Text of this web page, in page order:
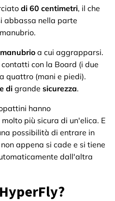
di 60 centimetri, il che
abbassa nella parte
manubrio a cui aggrapparsi.
contatti con la Board (i due
quattro (mani e piedi).
di grande sicurezza.
hanno
molto più sicura di un'elica. E
possibilità di entrare in
appena si cade e si tiene
dall'altra